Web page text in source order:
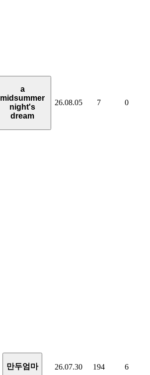
a
midsummer
night's
dream
26.08.05 7 0
만두엄마 26.07.30 194 6